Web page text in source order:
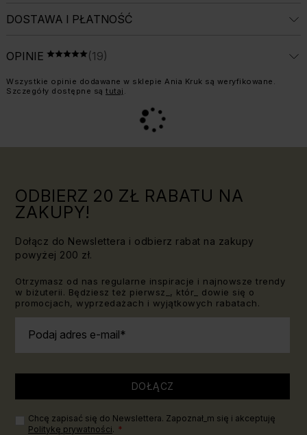
DOSTAWA I PŁATNOŚĆ
OPINIE OCENA 5 NA 5ŚREDNIA OCENA: 5 Z 5, LICZBA OPINII:
(19)
Informacja o weryfikacji opinii:
Wszystkie opinie dodawane w sklepie Ania Kruk są weryfikowane.
Szczegóły dostępne są tutaj .
ODBIERZ 20 ZŁ RABATU NA
ZAKUPY!
Dołącz do Newslettera i odbierz rabat na zakupy
powyżej 200 zł.
Otrzymasz od nas regularne inspiracje i najnowsze trendy
w biżuterii. Będziesz też pierwsz_, któr_ dowie się o
promocjach, wyprzedażach i wyjątkowych rabatach.
Podaj adres e-mail
DOŁĄCZ
Chcę zapisać się do Newslettera. Zapoznał_m się i akceptuję
Politykę prywatności.